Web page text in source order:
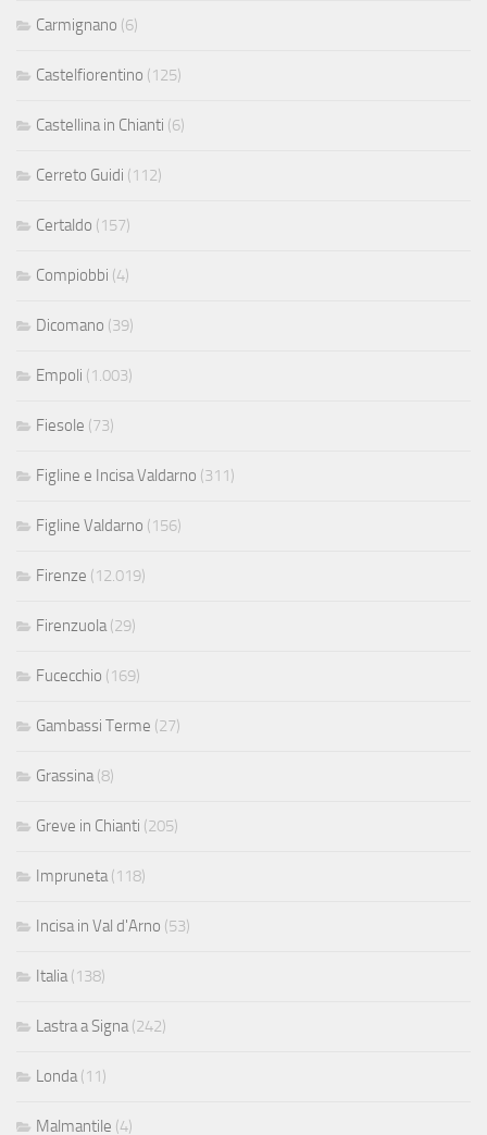
Carmignano (6)
Castelfiorentino (125)
Castellina in Chianti (6)
Cerreto Guidi (112)
Certaldo (157)
Compiobbi (4)
Dicomano (39)
Empoli (1.003)
Fiesole (73)
Figline e Incisa Valdarno (311)
Figline Valdarno (156)
Firenze (12.019)
Firenzuola(29)
Fucecchio (169)
Gambassi Terme (27)
Grassina(8)
Greve in Chianti (205)
Impruneta(118)
Incisa in Val d'Arno (53)
Italia(138)
Lastra a Signa(242)
Londa(11)
Malmantile (4)